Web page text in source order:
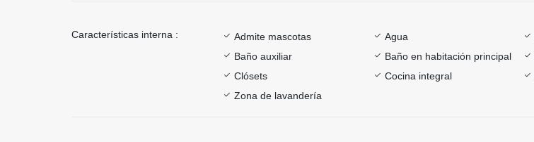
Características interna : Admite mascotas Agua
Baño auxiliar
Baño en habitación principal
Clósets
Cocina integral
Zona de lavandería